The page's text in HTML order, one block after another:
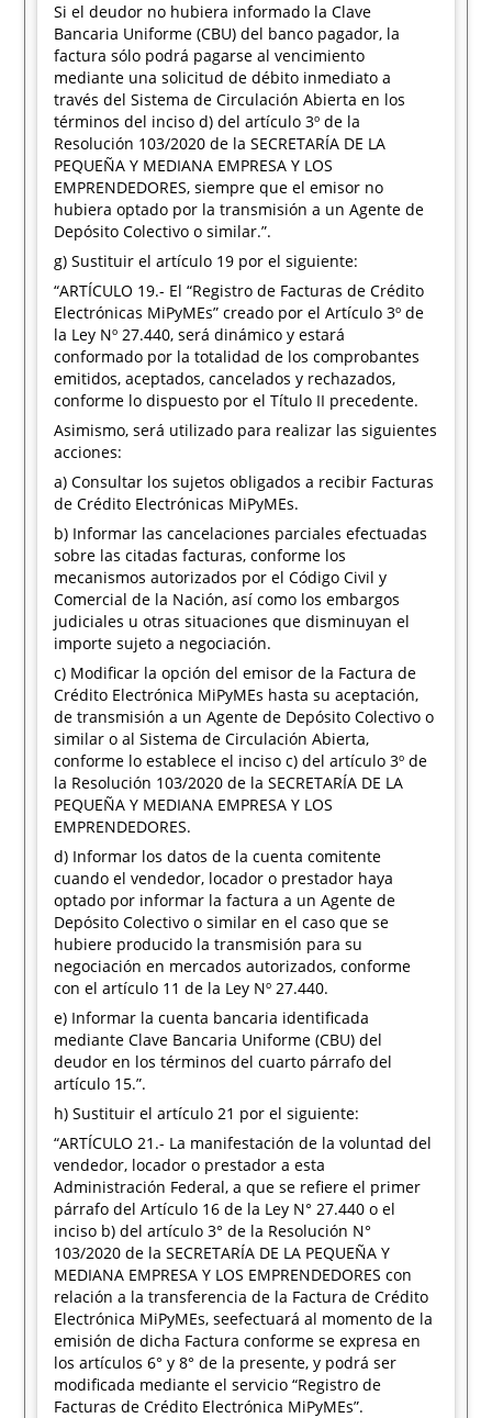
Si el deudor no hubiera informado la Clave
Bancaria Uniforme (CBU) del banco pagador, la
factura sólo podrá pagarse al vencimiento
mediante una solicitud de débito inmediato a
través del Sistema de Circulación Abierta en los
términos del inciso d) del artículo 3º de la
Resolución 103/2020 de la SECRETARÍA DE LA
PEQUEÑA Y MEDIANA EMPRESA Y LOS
EMPRENDEDORES, siempre que el emisor no
hubiera optado por la transmisión a un Agente de
Depósito Colectivo o similar.”.
g) Sustituir el artículo 19 por el siguiente:
“ARTÍCULO 19.- El “Registro de Facturas de Crédito
Electrónicas MiPyMEs” creado por el Artículo 3º de
la Ley Nº 27.440, será dinámico y estará
conformado por la totalidad de los comprobantes
emitidos, aceptados, cancelados y rechazados,
conforme lo dispuesto por el Título II precedente.
Asimismo, será utilizado para realizar las siguientes
acciones:
a) Consultar los sujetos obligados a recibir Facturas
de Crédito Electrónicas MiPyMEs.
b) Informar las cancelaciones parciales efectuadas
sobre las citadas facturas, conforme los
mecanismos autorizados por el Código Civil y
Comercial de la Nación, así como los embargos
judiciales u otras situaciones que disminuyan el
importe sujeto a negociación.
c) Modificar la opción del emisor de la Factura de
Crédito Electrónica MiPyMEs hasta su aceptación,
de transmisión a un Agente de Depósito Colectivo o
similar o al Sistema de Circulación Abierta,
conforme lo establece el inciso c) del artículo 3º de
la Resolución 103/2020 de la SECRETARÍA DE LA
PEQUEÑA Y MEDIANA EMPRESA Y LOS
EMPRENDEDORES.
d) Informar los datos de la cuenta comitente
cuando el vendedor, locador o prestador haya
optado por informar la factura a un Agente de
Depósito Colectivo o similar en el caso que se
hubiere producido la transmisión para su
negociación en mercados autorizados, conforme
con el artículo 11 de la Ley Nº 27.440.
e) Informar la cuenta bancaria identificada
mediante Clave Bancaria Uniforme (CBU) del
deudor en los términos del cuarto párrafo del
artículo 15.”.
h) Sustituir el artículo 21 por el siguiente:
“ARTÍCULO 21.- La manifestación de la voluntad del
vendedor, locador o prestador a esta
Administración Federal, a que se refiere el primer
párrafo del Artículo 16 de la Ley N° 27.440 o el
inciso b) del artículo 3° de la Resolución N°
103/2020 de la SECRETARÍA DE LA PEQUEÑA Y
MEDIANA EMPRESA Y LOS EMPRENDEDORES con
relación a la transferencia de la Factura de Crédito
Electrónica MiPyMEs, seefectuará al momento de la
emisión de dicha Factura conforme se expresa en
los artículos 6° y 8° de la presente, y podrá ser
modificada mediante el servicio “Registro de
Facturas de Crédito Electrónica MiPyMEs”.